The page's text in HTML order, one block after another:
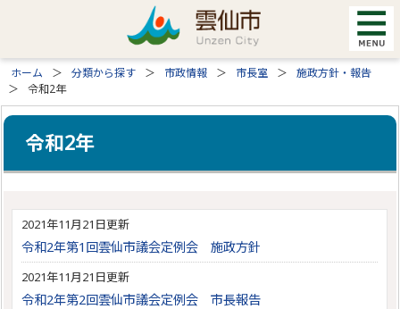
ホーム 分類から探す 市政情報 市長室
施政方針・報告
令和2年
令和2年
2021年11月21日更新
令和2年第1回雲仙市議会定例会 施政方針
2021年11月21日更新
令和2年第2回雲仙市議会定例会 市長報告